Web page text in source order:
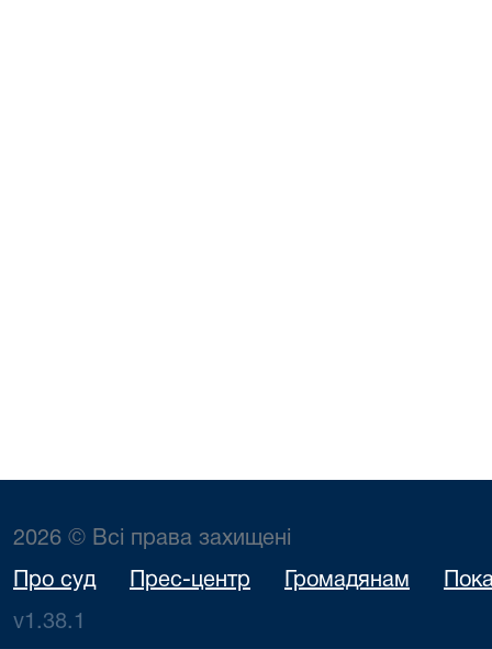
2026 © Всі права захищені
Про суд Прес-центр Громадянам
v1.38.1